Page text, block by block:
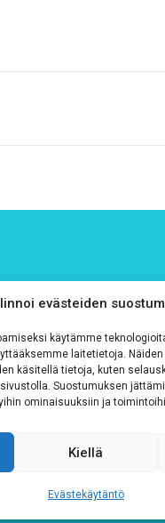
evästeiden
käytämme
laitetietoja.
käsitellä tietoja, kuten
Suostumuksen
ominaisuuksiin ja
Kiellä
Evästekäytäntö